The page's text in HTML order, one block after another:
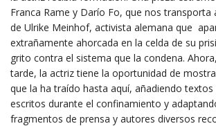
Franca Rame y Darío Fo, que nos transporta
de Ulrike Meinhof, activista alemana que
extrañamente ahorcada en la celda de su
grito contra el sistema que la condena.
tarde, la actriz tiene la oportunidad de
que la ha traído hasta aquí, añadiendo
escritos durante el confinamiento y
fragmentos de prensa y autores diversos